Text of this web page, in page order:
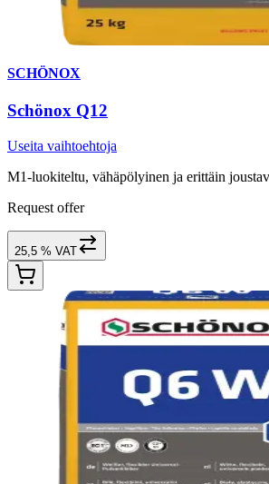
SCHÖNOX
Schönox Q12
Useita vaihtoehtoja
M1-luokiteltu, vähäpölyinen ja erittäin
Request offer
25,5 % VAT